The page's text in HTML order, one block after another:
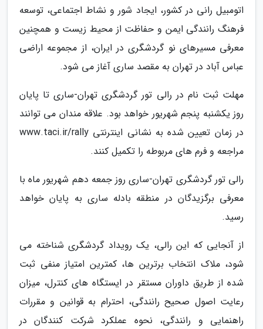
اتومبیل رانی در کشور، ایجاد شور و نشاط اجتماعی، توسعه
فرهنگ رانندگی ایمن و حفاظت از محیط زیست و همچنین
معرفی مسیرهای نو گردشگری در ایران، از مجموعه اراضی
عباس آباد در تهران به مقصد ساری آغاز می شود.
مهلت ثبت نام در رالی تور گردشگری تهران-ساری تا پایان
روز یکشنبه پنجم شهریور خواهد بود. علاقه مندان می توانند
در زمان تعیین شده به نشانی اینترنتی www.taci.ir/rally
مراجعه و فرم های مربوطه را تکمیل کنند.
رالی تور گردشگری تهران-ساری روز جمعه دهم شهریور ماه با
معرفی برگزیدگان در منطقه بادله ساری به پایان خواهد
رسید.
از آنجایی که این رالی، یک رویداد گردشگری شناخته می
شود، ملاک انتخاب برترین ها، کمترین امتیاز منفی ثبت
شده از طریق داوران مستقر در ایستگاه های کنترل، میزان
رعایت اصول صحیح رانندگی، احترام به قوانین و مقررات
راهنمایی و رانندگی، نحوه عملکرد شرکت کنندگان در